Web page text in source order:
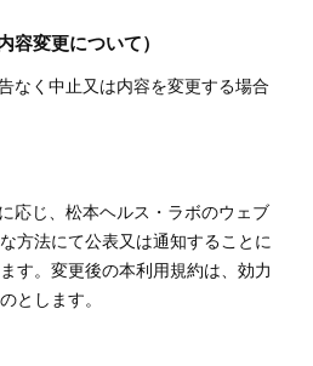
容変更について）
なく中止又は内容を変更する場合
応じ、松本ヘルス・ラボのウェブ
方法にて公表又は通知することに
す。変更後の本利用規約は、効力
とします。